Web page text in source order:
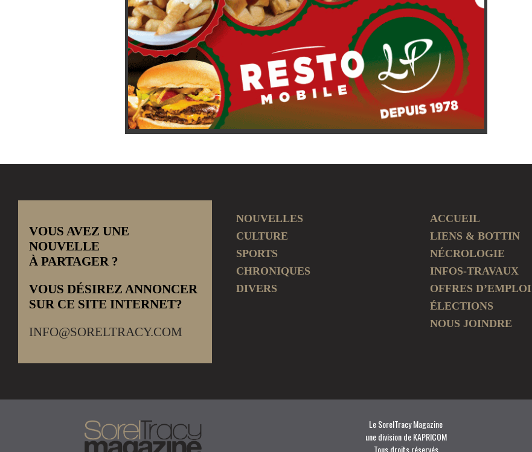
VOUS AVEZ UNE
NOUVELLE
À PARTAGER ?
VOUS DÉSIREZ ANNONCER
SUR CE SITE INTERNET?
INFO@SORELTRACY.COM
NOUVELLES
CULTURE
SPORTS
CHRONIQUES
DIVERS
ACCUEIL
LIENS & BOTTIN
NÉCROLOGIE
INFOS-TRAVAUX
OFFRES D’EMPLOI
ÉLECTIONS
NOUS JOINDRE
Le SorelTracy Magazine
une division de KAPRICOM
Tous droits réservés